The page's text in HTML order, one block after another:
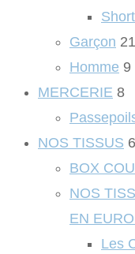
Garçon 21
Homme 9
MERCERIE 8
NOS TISSUS
BOX
NOS
EN
Les